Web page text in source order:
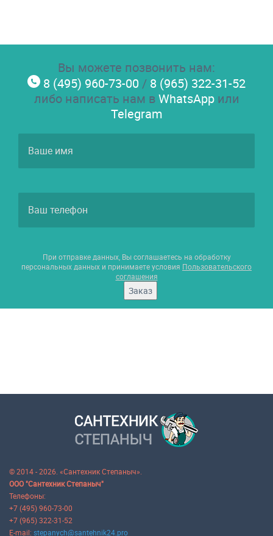
Вы можете позвонить нам:
8 (495) 960-73-00 / 8 (965) 322-31-52
либо написать нам вWhatsAppили
Telegram
При отправке данных, Вы соглашаетесь на обработку
персональных данных и принимаете условия Пользовательского
соглашения
Заказ
© 2014 - 2026. «Сантехник Степаныч».
ООО "Сантехник Степаныч"
Телефоны:
+7 (495) 960-73-00
+7 (965) 322-31-52
E-mail: stepanych@santehnik24.pro